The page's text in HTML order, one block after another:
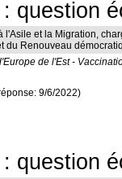
question
l'Asile et la Migration,
du Renouveau
de l'Est -
9/6/2022)
question